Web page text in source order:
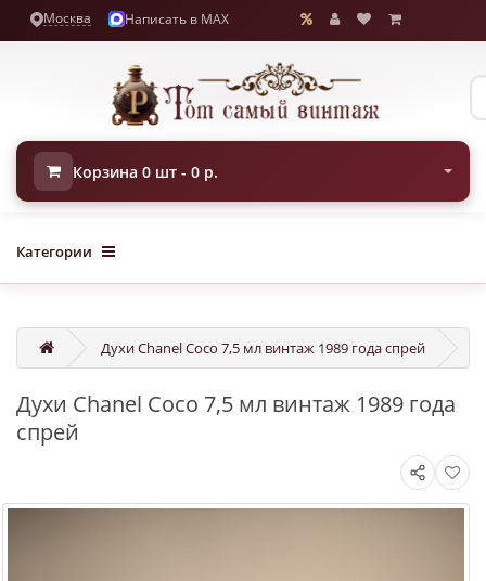
Москва Написать в MAX
Корзина 0 шт - 0 р.
Категории
Духи Chanel Coco 7,5 мл винтаж 1989 года спрей
Духи Chanel Coco 7,5 мл винтаж 1989 года
спрей